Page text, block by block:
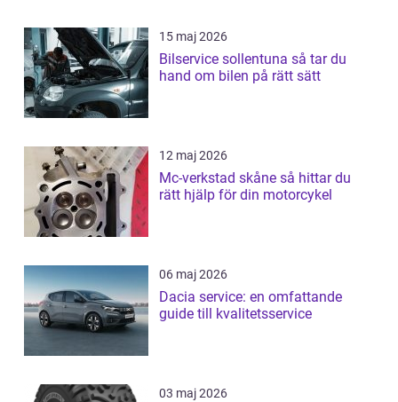
15 maj 2026
Bilservice sollentuna så tar du
hand om bilen på rätt sätt
12 maj 2026
Mc-verkstad skåne så hittar du
rätt hjälp för din motorcykel
06 maj 2026
Dacia service: en omfattande
guide till kvalitetsservice
03 maj 2026